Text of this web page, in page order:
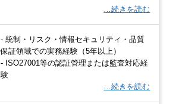
…続きを読む
- 統制・リスク・情報セキュリティ・品質
保証領域での実務経験（5年以上）
- ISO27001等の認証管理または監査対応経
験
…続きを読む